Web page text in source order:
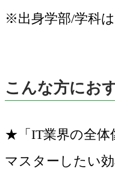
こんな方にお
★「IT業界の全体
マスターしたい